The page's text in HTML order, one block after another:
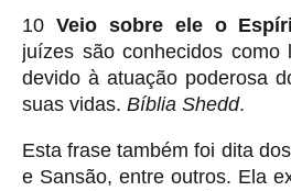
10 Veio sobre ele o
juízes são conhecidos como
devido à atuação poderosa
suas vidas. Bíblia Shedd.
Esta frase também foi dita
e Sansão, entre outros. Ela